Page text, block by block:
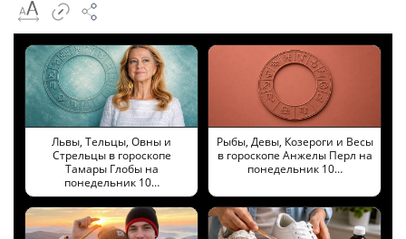
Львы, Тельцы, Овны и
Стрельцы в гороскопе
Тамары Глобы на
понедельник 10…
Рыбы, Девы, Козероги и Весы
в гороскопе Анжелы Перл на
понедельник 10…